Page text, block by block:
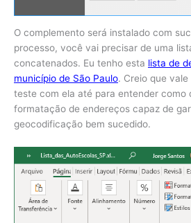
O complemento será instalado com
processo, você vai precisar de uma
concatenados. Eu tenho esta lista de
município de São Paulo. Creio que
teste com ela até para entender como
formatação de endereços capaz de
geocodificação bem sucedido.